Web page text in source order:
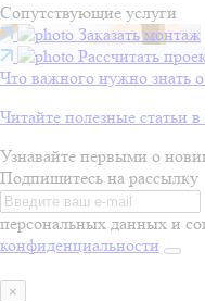
Сопутствующие услуги
Заказать монтаж
Рассчитать
Что важного нужно знать о
Читайте полезные статьи
Узнавайте первыми о
Подпишитесь на рассылку
персональных данных и
конфиденциальности
×